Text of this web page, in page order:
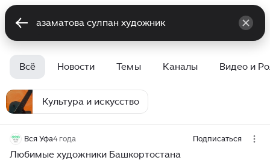
Всё Новости Темы Каналы Видео и
Культура и искусство
Вся Уфа4 года Подписаться
Любимые художники Башкортостана